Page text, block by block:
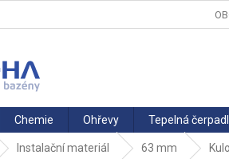
Chemie Ohřevy Tepelná
Instalační materiál 63 mm